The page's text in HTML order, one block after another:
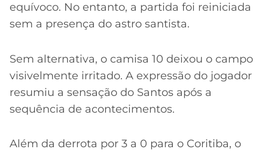
equívoco. No entanto, a partida foi reiniciada
sem a presença do astro santista.
Sem alternativa, o camisa 10 deixou o campo
visivelmente irritado. A expressão do jogador
resumiu a sensação do Santos após a
sequência de acontecimentos.
Além da derrota por 3 a 0 para o Coritiba, o